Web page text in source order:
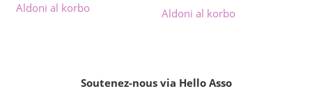
Aldoni al korbo Aldoni al korbo
Soutenez-nous via Hello Asso